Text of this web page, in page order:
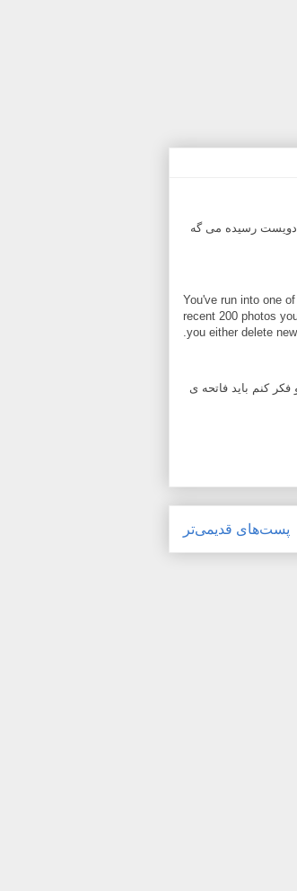
دویست رسیده می گه
You've run into one of
recent 200 photos
you either delete
.
کنم باید فاتحه ی
پست‌های قدیمی‌تر